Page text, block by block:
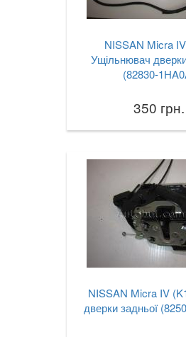
NISSAN Micra
Ущільнювач
(82830-
350 грн.
NISSAN Micra IV
дверки задньої